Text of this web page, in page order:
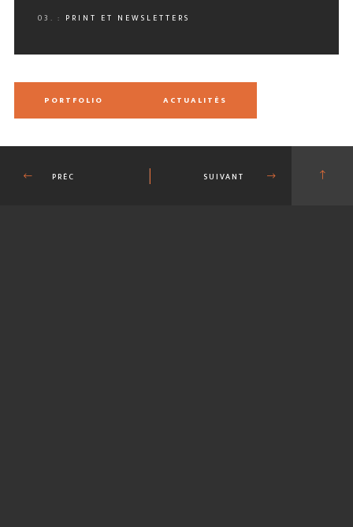
PRÉC SUIVANT
03. : PRINT ET NEWSLETTERS
PORTFOLIO ACTUALITÉS